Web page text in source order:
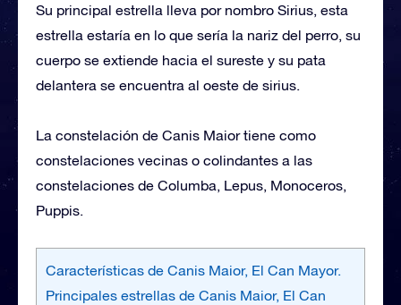
Su principal estrella lleva por nombro Sirius, esta
estrella estaría en lo que sería la nariz del perro, su
cuerpo se extiende hacia el sureste y su pata
delantera se encuentra al oeste de sirius.
La constelación de Canis Maior tiene como
constelaciones vecinas o colindantes a las
constelaciones de Columba, Lepus, Monoceros,
Puppis.
Características de Canis Maior, El Can Mayor.
Principales estrellas de Canis Maior, El Can